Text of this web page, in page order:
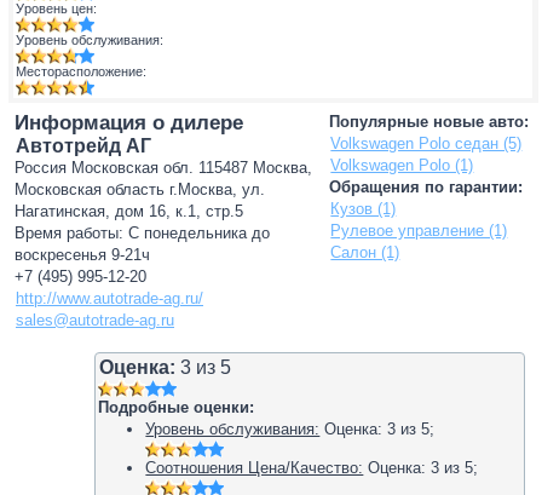
Уровень цен:
Уровень обслуживания:
Месторасположение:
Популярные новые авто:
Volkswagen Polo седан (5)
Volkswagen Polo (1)
Обращения по гарантии:
Кузов (1)
Рулевое управление (1)
Салон (1)
Информация о дилере
Автотрейд АГ
Россия Московская обл. 115487 Москва,
Московская область г.Москва, ул.
Нагатинская, дом 16, к.1, стр.5
Время работы: С понедельника до
воскресенья 9-21ч
+7 (495) 995-12-20
http://www.autotrade-ag.ru/
sales@autotrade-ag.ru
Оценка: 3 из5
Подробные оценки:
Уровень обслуживания: Оценка:3 из5;
Соотношения Цена/Качество: Оценка:3 из5;